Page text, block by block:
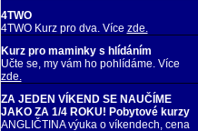
4TWO
4TWO Kurz pro dva. Více zde.
Kurz pro maminky s hlídáním
Učte se, my vám ho pohlídáme. Více
zde.
ZA JEDEN VÍKEND SE NAUČÍME
JAKO ZA 1/4 ROKU! Pobytové kurzy
ANGLIČTINA výuka o víkendech, cena